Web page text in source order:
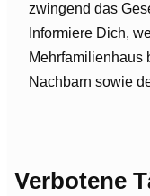
zwingend das
Informiere Dich,
Mehrfamilienhaus
Nachbarn sowie
Verbotene